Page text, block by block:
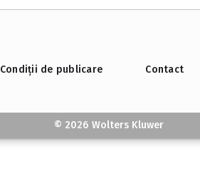
Condiții de publicare Contact
© 2026 Wolters Kluwer